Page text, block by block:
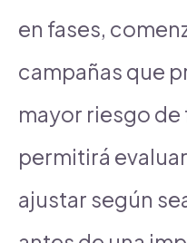
en fases,
campañas que
mayor riesgo de
permitirá
ajustar según